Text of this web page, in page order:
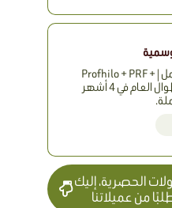
بروتوكول صيانة متكامل | Profhilo + PRF +
Carbon Laser. نضارة طوال العام في 4 أشهر
الحصرية، إليك
من عميلاتنا